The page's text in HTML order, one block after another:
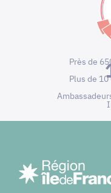
Près de
Plus de